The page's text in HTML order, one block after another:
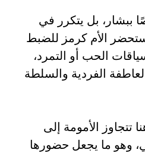
ببشار، بل يتكرر في
الأم كرمز للضبط
الحب أو التمرد،
الفردية والسلطة
تتجاوز الأمومة إلى
وهو ما يجعل حضورها